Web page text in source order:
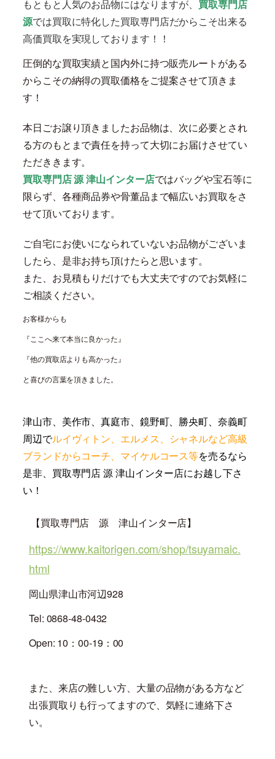
もともと人気のお品物にはなりますが、 買取専門店
源では買取に特化した買取専門店だからこそ出来る
高価買取を実現しております！！
圧倒的な買取実績と国内外に持つ販売ルートがある
からこその納得の買取価格をご提案させて頂きま
す！
本日ごお譲り頂きましたお品物は、次に必要とされ
る方のもとまで責任を持って大切にお届けさせてい
ただききます。
買取専門店 源 津山インター店ではバッグや宝石等に
限らず、各種商品券や骨董品まで幅広いお買取をさ
せて頂いております。
ご自宅にお使いになられていないお品物がございま
したら、是非お持ち頂けたらと思います。
また、お見積もりだけでも大丈夫ですのでお気軽に
ご相談ください。
お客様からも
『ここへ来て本当に良かった』
『他の買取店よりも高かった』
と喜びの言葉を頂きました。
津山市、美作市、真庭市、鏡野町、勝央町、奈義町
周辺でルイヴィトン、エルメス、シャネルなど高級
ブランドからコーチ、マイケルコース等を売るなら
是非、買取専門店 源 津山インター店にお越し下さ
い！
【買取専門店 源 津山インター店】
https://www.kaitorigen.com/shop/tsuyamaic.
html
岡山県津山市河辺928
Tel: 0868-48-0432
Open: 10：00-19：00
また、来店の難しい方、大量の品物がある方など
出張買取りも行ってますので、気軽に連絡下さ
い。